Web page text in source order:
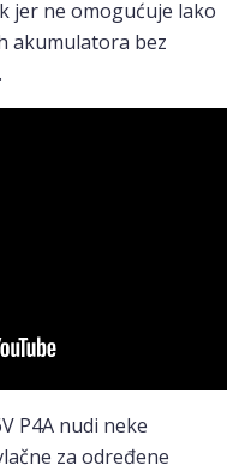
jer ne omogućuje lako
akumulatora bez
P4A nudi neke
za određene